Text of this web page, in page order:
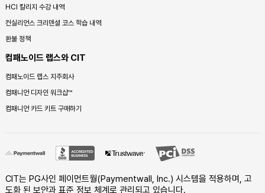
HCI 칼리지 수강 내역
컨실리언스 크리덴셜 코스 학습 내역
환불 정책
컴패노이드 랩스와 CIT
컴패노이드 랩스 지주회사
컴패니언 디자인 워크샵™
컴패니언 카드 키트 구매하기
CIT는 PG사인 페이먼트월(Paymentwall, Inc.) 시스템을 적용하며, 고
도화 된 보안과 표준 정보 체계로 관리되고 있습니다.